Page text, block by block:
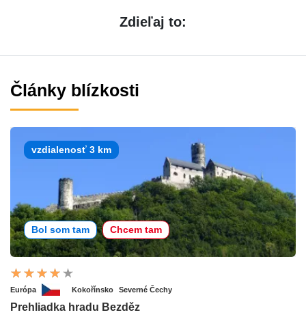
Zdieľaj to:
Články blízkosti
vzdialenosť 3 km
Bol som tam Chcem tam
Európa Kokořínsko Severné Čechy
Prehliadka hradu Bezděz